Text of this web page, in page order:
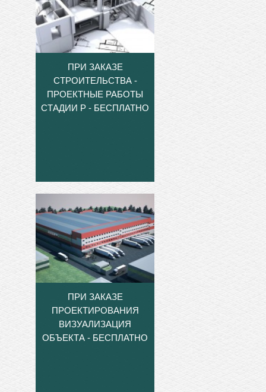
ПРИ ЗАКАЗЕ
СТРОИТЕЛЬСТВА -
ПРОЕКТНЫЕ РАБОТЫ
СТАДИИ Р - БЕСПЛАТНО
ПРИ ЗАКАЗЕ
ПРОЕКТИРОВАНИЯ
ВИЗУАЛИЗАЦИЯ
ОБЪЕКТА - БЕСПЛАТНО